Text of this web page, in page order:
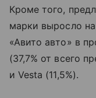
Кроме того,
марки выросло
«Авито авто» в
(37,7% от всего
и Vesta (11,5%).